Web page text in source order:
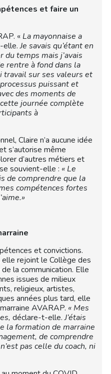
et faire un
« La mayonnaise a
elle.Je savais qu’étant en
du temps mais j’avais
rentre à fond dans la
travail sur ses valeurs et
processus puissant et
des moments de
journée complète
à
Claire n’a aucune idée
s’autorise même
d’autres métiers et
souvient-elle : « Le
de comprendre que la
compétences fortes
et convictions.
rejoint le Collège des
la communication. Elle
issues de milieux
religieux, artistes,
années plus tard, elle
AVARAP. « Mes
déclare-t-elle.J’étais
la formation de marraine
de comprendre
pas celle du coach, ni